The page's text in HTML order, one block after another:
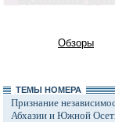
Обзоры
ТЕМЫ НОМЕРА
Признание
Абхазии и Южной